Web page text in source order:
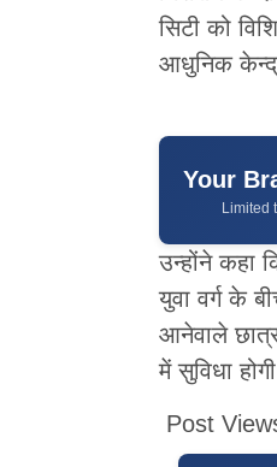
सिटी को
आधुनिक
Your
Limited
उन्होंने कहा
युवा वर्ग के
आनेवाले
में सुविधा
Post